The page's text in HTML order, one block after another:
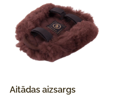
Aitādas aizsargs